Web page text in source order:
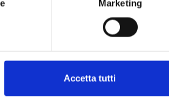
Marketing
Accetta tutti